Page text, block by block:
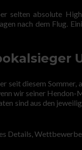
selten absolute
nach dem Flug.
seit diesem
wir seiner
sind aus den
Details,